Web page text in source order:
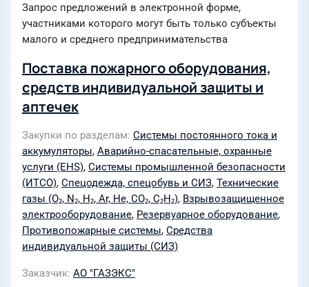
Запрос предложений в электронной форме,
участниками которого могут быть только субъекты
малого и среднего предпринимательства
Поставка пожарного оборудования,
средств индивидуальной защиты и
аптечек
Закупки по разделам Системы постоянного тока и
аккумуляторы, Аварийно-спасательные, охранные
услуги (EHS), Системы промышленной безопасности
(ИТСО), Спецодежда, спецобувь и СИЗ, Технические
газы (O₂, N₂, H₂, Ar, He, CO₂, C₂H₂), Взрывозащищенное
электрооборудование, Резервуарное оборудование,
Противопожарные системы, Средства
индивидуальной защиты (СИЗ)
Заказчик АО "ГАЗЭКС"